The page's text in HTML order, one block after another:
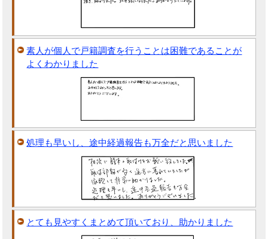
素人が個人で戸籍調査を行うことは困難であることが
よくわかりました
処理も早いし、途中経過報告も万全だと思いました
とても見やすくまとめて頂いており、助かりました